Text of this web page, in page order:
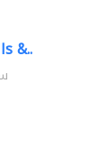
&..